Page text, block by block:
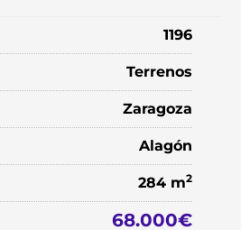
1196
Terrenos
Zaragoza
Alagón
284 m2
68.000€